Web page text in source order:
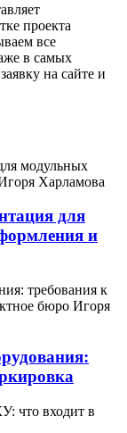
проекта
все
в самых
на сайте и
для
и